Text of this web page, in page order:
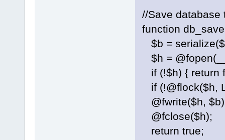
//Save database
function
$b =
$h =
if (!$h) { return
if (!@flock($h,
@fwrite($h,
@fclose($h);
return true;